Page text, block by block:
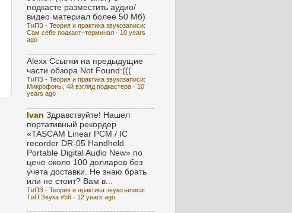
подкасте разместить аудио/
видео материал более 50 Мб)
ТиПЗ - Теория и практика звукозаписи:
Сам себе подкаст–терминал · 10 years
ago
Alexx Ссылки на предыдущие
части обзора Not Found:(((
ТиПЗ - Теория и практика звукозаписи:
Микрофоны, 4й взгляд подкастера · 10
years ago
Ivan Здравствуйте! Нашел
портативный рекордер
«TASCAM Linear PCM / IC
recorder DR-05 Handheld
Portable Digital Audio New» по
цене около 100 долларов без
учета доставки. Не знаю брать
или не стоит? Вам в...
ТиПЗ - Теория и практика звукозаписи:
ТиП Звука #56 · 12 years ago